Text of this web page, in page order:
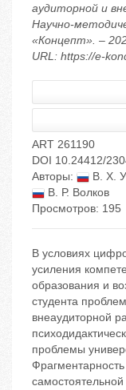
аудиторной и
Научно-
«Концепт». –
URL: https://e-
ART 261190
DOI 10.24412/
Авторы:
В. Х.
В. Р. Волков
Просмотров: 195
В условиях
усиления
образования и
студента
внеаудиторной
проблемы